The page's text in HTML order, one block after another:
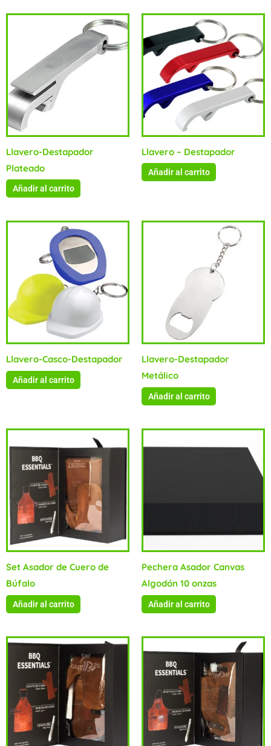
Llavero-Destapador
Plateado
Añadir al carrito
Llavero – Destapador
Añadir al carrito
Llavero-Casco-Destapador
Añadir al carrito
Llavero-Destapador
Metálico
Añadir al carrito
Set Asador de Cuero de
Búfalo
Añadir al carrito
Pechera Asador Canvas
Algodón 10 onzas
Añadir al carrito